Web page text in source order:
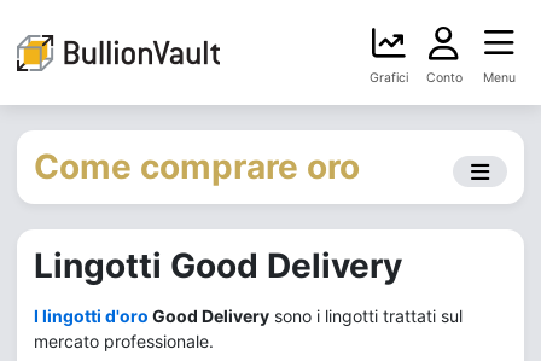
Grafici Conto Menu
Come comprare oro
Lingotti Good Delivery
I lingotti d'oro Good Delivery sono i lingotti trattati sul
mercato professionale.